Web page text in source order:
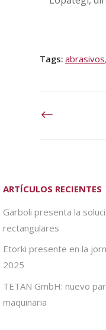
Tags: abrasivos
ARTÍCULOS RECIENTES
Garboli presenta la
rectangulares
Etorki presente en la
2025
TETAN GmbH: nuevo
maquinaria